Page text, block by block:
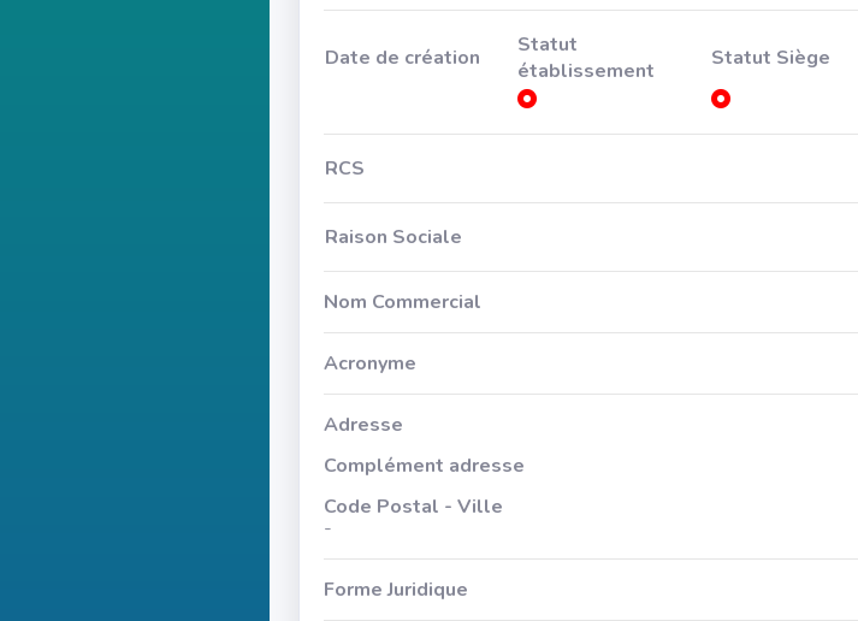
Date de création
Statut
établissement
Statut Siège
RCS
Raison Sociale
Nom Commercial
Acronyme
Adresse
Complément adresse
Code Postal - Ville
-
Forme Juridique